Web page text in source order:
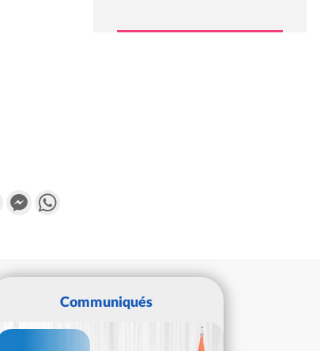
Gmail Messenger
Communiqués